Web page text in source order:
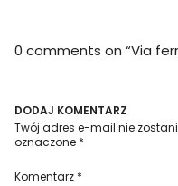
Niezwyczajne
Dom na kółkach
0 comments on “Via
DODAJ KOMENTARZ
Twój adres e-mail nie
oznaczone *
Komentarz *